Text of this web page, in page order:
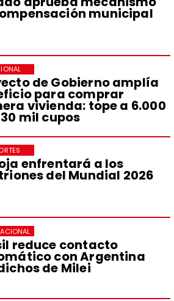
municipal
de Gobierno amplía
para comprar
vivienda: tope a 6.000
30 mil cupos
enfrentará a los
del Mundial 2026
reduce contacto
con Argentina
de Milei